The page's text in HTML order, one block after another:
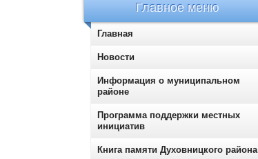
Главное меню
Главная
Новости
Информация о муниципальном
районе
Программа поддержки местных
инициатив
Книга памяти Духовницкого района